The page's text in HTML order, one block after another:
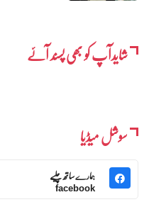
شایدآپ کو بھی پسند آئے
سوشل میڈیا
ہمارے ساتھ چلیے
facebook